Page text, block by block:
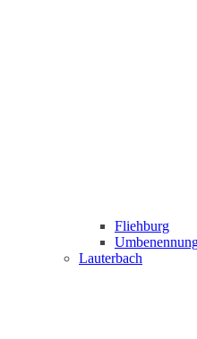
Fliehburg
Lauterbach